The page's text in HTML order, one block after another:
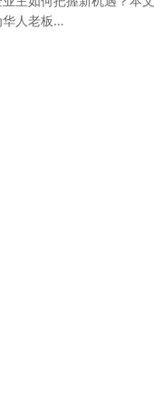
华人老板…